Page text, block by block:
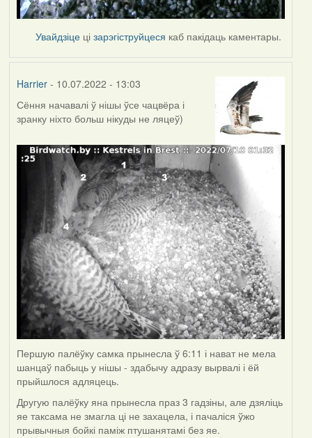
Увайдзіце цізарэгіструйцеся каб пакідаць каментары.
Harrier- 10.07.2022 - 13:03
Сёння начавалі ў нішы ўсе чацвёра і
зранку ніхто больш нікуды не ляцеў)
Першую палёўку самка прынесла ў 6:11 і нават не мела
шанцаў пабыць у нішы - здабычу адразу вырвалі і ёй
прыйшлося адляцець.
Другую палёўку яна прынесла праз 3 гадзіны, але дзяліць
яе таксама не змагла ці не захацела, і пачаліся ўжо
прывычныя бойкі паміж птушанятамі без яе.